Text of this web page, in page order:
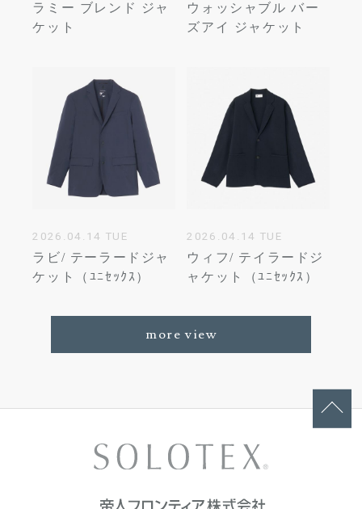
ラミー ブレンド ジャ
ケット
ウォッシャブル バー
ズアイ ジャケット
2026.04.14 TUE
ラビ/ テーラードジャ
ケット（ﾕﾆｾｯｸｽ）
2026.04.14 TUE
ウィフ/ テイラードジ
ャケット（ﾕﾆｾｯｸｽ）
more view